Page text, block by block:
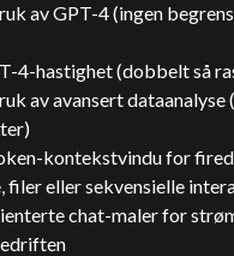
av GPT-4 (ingen
4-hastighet (dobbelt så
av avansert
kontekstvindu for
filer eller sekvensielle
chat-maler for